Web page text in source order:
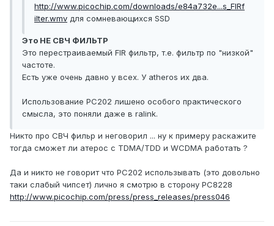
http://www.picochip.com/downloads/e84a732e...s_FIRf
ilter.wmv для сомневающихся SSD
Это НЕ СВЧ ФИЛЬТР
Это перестраиваемый FIR фильтр, т.е. фильтр по "низкой"
частоте.
Есть уже очень давно у всех. У atheros их два.
Использование PC202 лишено особого практического
смысла, это поняли даже в ralink.
Никто про СВЧ фильр и неговорил ... ну к примеру раскажите
тогда сможет ли атерос с TDMA/TDD и WCDMA работать ?
Да и никто не говорит что PC202 использывать (это довольно
таки слабый чипсет) лично я смотрю в сторону PC8228
http://www.picochip.com/press/press_releases/press046